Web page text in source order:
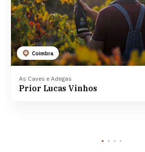
Coimbra
As Caves e Adegas
Prior Lucas Vinhos